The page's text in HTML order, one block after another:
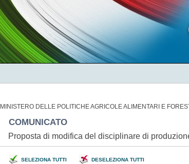
MINISTERO DELLE POLITICHE AGRICOLE ALIMENTARI E
COMUNICATO
Proposta di modifica del disciplinare di
SELEZIONA TUTTI DESELEZIONA TUTTI